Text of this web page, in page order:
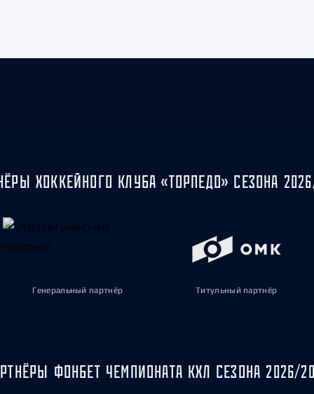
ХОККЕЙНОГО КЛУБА «ТОРПЕДО» СЕЗОНА
Генеральный партнёр Титульный партнёр
ФОНБЕТ ЧЕМПИОНАТА КХЛ СЕЗОНА 2026/